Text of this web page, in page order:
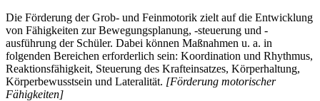
Die Förderung der Grob- und Feinmotorik zielt auf die Entwicklung
von Fähigkeiten zur Bewegungsplanung, -steuerung und -
ausführung der Schüler. Dabei können Maßnahmen u. a. in
folgenden Bereichen erforderlich sein: Koordination und Rhythmus,
Reaktionsfähigkeit, Steuerung des Krafteinsatzes, Körperhaltung,
Körperbewusstsein und Lateralität. [Förderung motorischer
Fähigkeiten]